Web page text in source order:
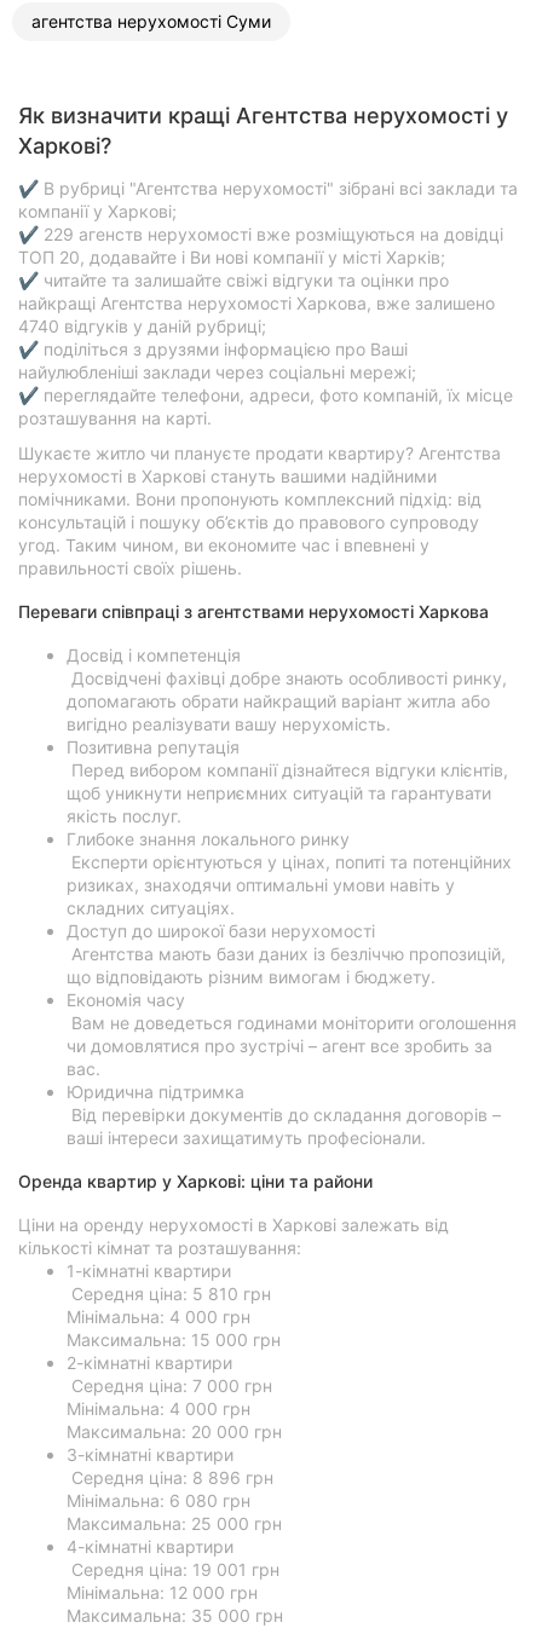
агентства нерухомості Суми
Як визначити кращі Агентства нерухомості у
Харкові?
✔ В рубриці "Агентства нерухомості" зібрані всі заклади та
компанії у Харкові;
✔ 229 агенств нерухомості вже розміщуються на довідці
ТОП 20, додавайте і Ви нові компанії у місті Харків;
✔ читайте та залишайте свіжі відгуки та оцінки про
найкращі Агентства нерухомості Харкова, вже залишено
4740 відгуків у даній рубриці;
✔ поділіться з друзями інформацією про Ваші
найулюбленіші заклади через соціальні мережі;
✔ переглядайте телефони, адреси, фото компаній, їх місце
розташування на карті.
Шукаєте житло чи плануєте продати квартиру? Агентства
нерухомості в Харкові стануть вашими надійними
помічниками. Вони пропонують комплексний підхід: від
консультацій і пошуку об’єктів до правового супроводу
угод. Таким чином, ви економите час і впевнені у
правильності своїх рішень.
Переваги співпраці з агентствами нерухомості Харкова
Досвід і компетенція
Досвідчені фахівці добре знають особливості ринку,
допомагають обрати найкращий варіант житла або
вигідно реалізувати вашу нерухомість.
Позитивна репутація
Перед вибором компанії дізнайтеся відгуки клієнтів,
щоб уникнути неприємних ситуацій та гарантувати
якість послуг.
Глибоке знання локального ринку
Експерти орієнтуються у цінах, попиті та потенційних
ризиках, знаходячи оптимальні умови навіть у
складних ситуаціях.
Доступ до широкої бази нерухомості
Агентства мають бази даних із безліччю пропозицій,
що відповідають різним вимогам і бюджету.
Економія часу
Вам не доведеться годинами моніторити оголошення
чи домовлятися про зустрічі – агент все зробить за
вас.
Юридична підтримка
Від перевірки документів до складання договорів –
ваші інтереси захищатимуть професіонали.
Оренда квартир у Харкові: ціни та райони
Ціни на оренду нерухомості в Харкові залежать від
кількості кімнат та розташування:
1-кімнатні квартири
Середня ціна: 5 810 грн
Мінімальна: 4 000 грн
Максимальна: 15 000 грн
2-кімнатні квартири
Середня ціна: 7 000 грн
Мінімальна: 4 000 грн
Максимальна: 20 000 грн
3-кімнатні квартири
Середня ціна: 8 896 грн
Мінімальна: 6 080 грн
Максимальна: 25 000 грн
4-кімнатні квартири
Середня ціна: 19 001 грн
Мінімальна: 12 000 грн
Максимальна: 35 000 грн